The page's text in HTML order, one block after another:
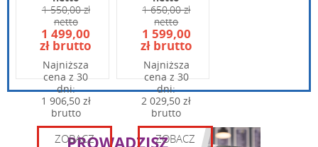
Wpisz kod widoczny na obrazku:
1 550,00 zł
netto
1 499,00
zł brutto
Najniższa
cena z 30
dni:
1 906,50 zł
brutto
ZOBACZ
1 650,00 zł
netto
1 599,00
zł brutto
Najniższa
cena z 30
dni:
2 029,50 zł
brutto
ZOBACZ